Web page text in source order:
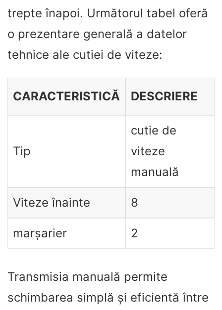
trepte înapoi. Următorul tabel oferă
o prezentare generală a datelor
tehnice ale cutiei de viteze:
CARACTERISTICĂ DESCRIERE
Tip
cutie de
viteze
manuală
Viteze înainte 8
marșarier 2
Transmisia manuală permite
schimbarea simplă și eficientă între